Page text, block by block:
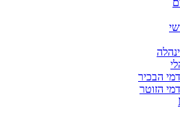
הבכיר
הזוטר